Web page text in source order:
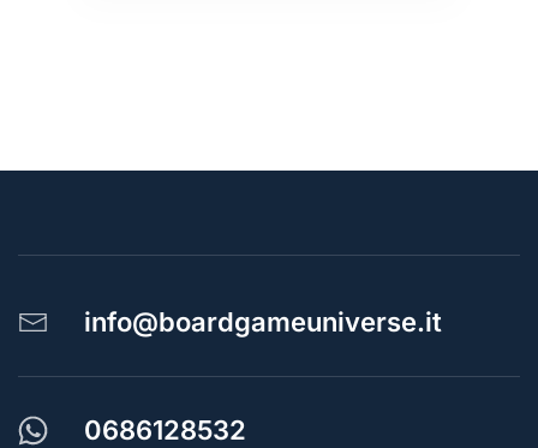
info@boardgameuniverse.it
0686128532